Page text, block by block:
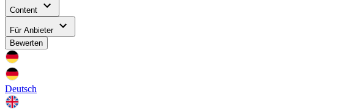
Content
Für Anbieter
Bewerten
Deutsch